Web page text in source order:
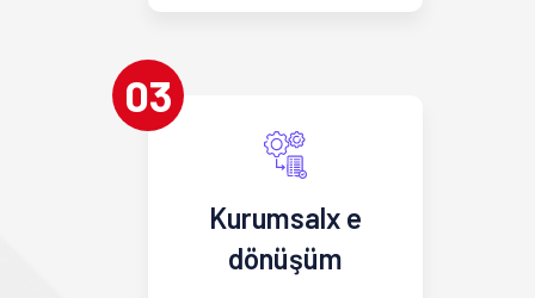
03
Kurumsalx e
dönüşüm